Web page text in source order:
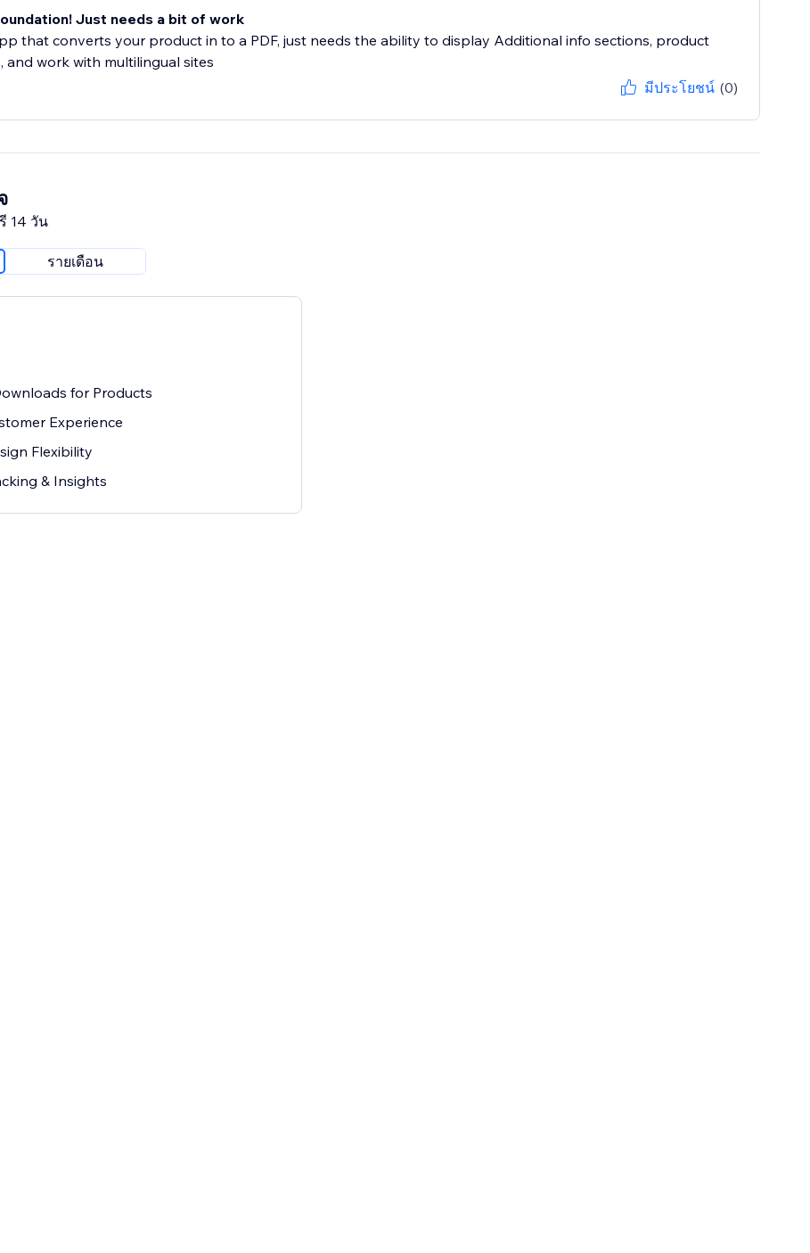
Just needs a bit of work
that converts your product in to a PDF, just needs the ability to display Additional info sections, product
and work with multilingual sites
มีประโยชน์ (0)
14 วัน
รายเดือน
for Products
Experience
Flexibility
& Insights